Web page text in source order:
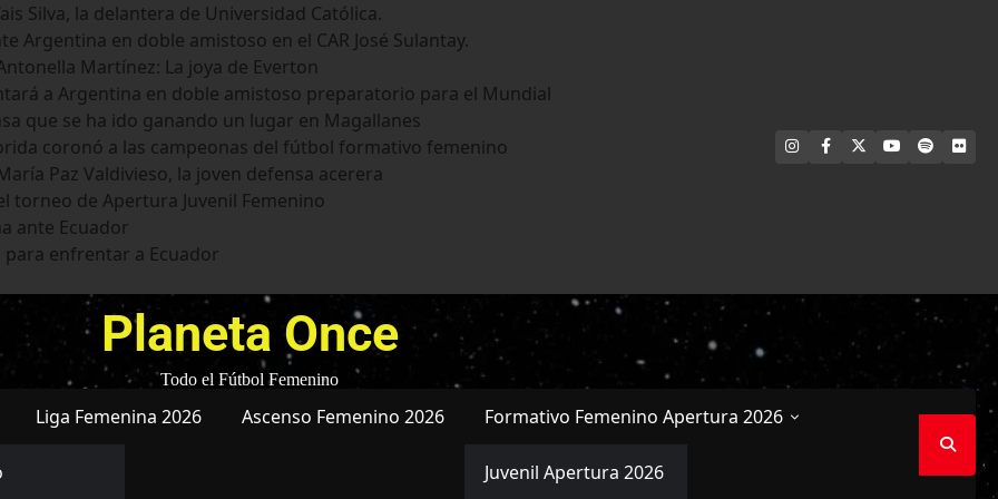
Silva, la delantera de Universidad Católica.
Argentina en doble amistoso en el CAR José Sulantay.
Martínez: La joya de Everton
a Argentina en doble amistoso preparatorio para el Mundial
que se ha ido ganando un lugar en Magallanes
coronó a las campeonas del fútbol formativo femenino
Paz Valdivieso, la joven defensa acerera
torneo de Apertura Juvenil Femenino
ante Ecuador
para enfrentar a Ecuador
INSTAGRAM
FACEBOOK YOUTUBE
SPOTIFY
Planeta Once
Todo el Fútbol Femenino
Liga Femenina 2026 Ascenso Femenino 2026 Formativo Femenino Apertura 2026
Juvenil Apertura 2026